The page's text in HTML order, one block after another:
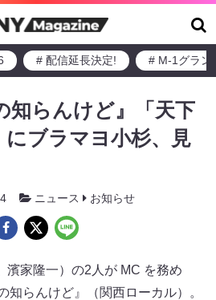
# 配信延長決定! # M-1グラン
知らんけど』「天下
にブラマヨ小杉、見
ニュース お知らせ
濱家隆一）の2人が MC を務め
知らんけど』（関西ローカル）。